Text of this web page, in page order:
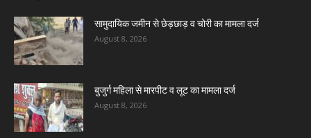
सामुदायिक जमीन से छेड़छाड़ व चोरी का मामला दर्ज
August 8, 2026
बुजुर्ग महिला से मारपीट व लूट का मामला दर्ज
August 8, 2026